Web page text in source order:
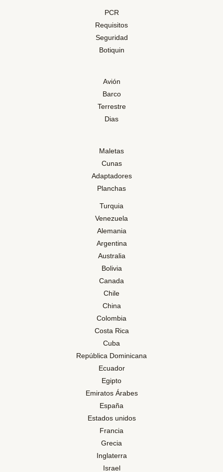
PCR
Requisitos
Seguridad
Botiquin
Avión
Barco
Terrestre
Dias
Maletas
Cunas
Adaptadores
Planchas
Turquia
Venezuela
Alemania
Argentina
Australia
Bolivia
Canada
Chile
China
Colombia
Costa Rica
Cuba
República Dominicana
Ecuador
Egipto
Emiratos Árabes
España
Estados unidos
Francia
Grecia
Inglaterra
Israel